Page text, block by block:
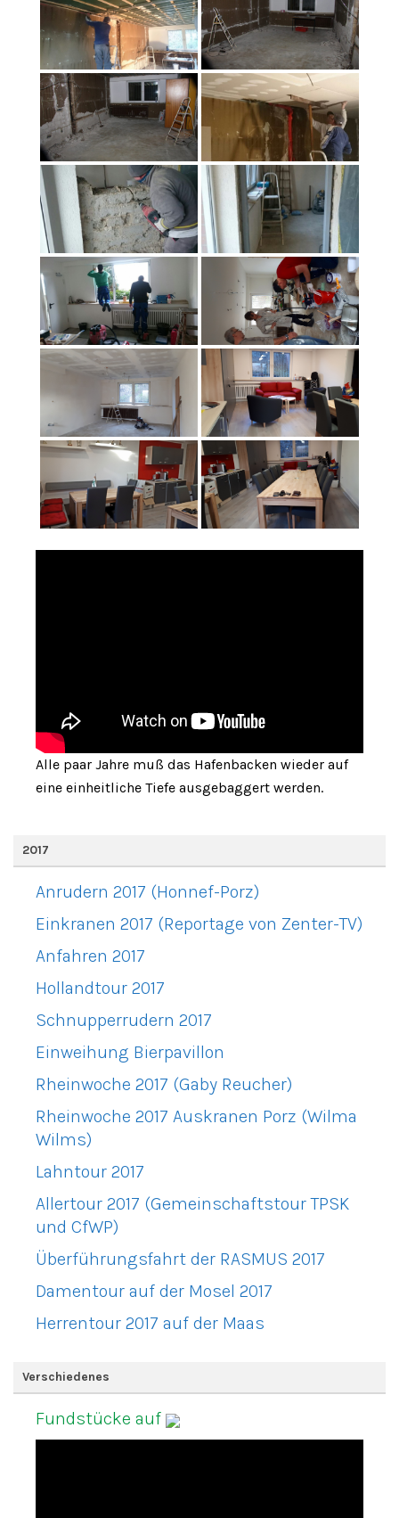
Alle paar Jahre muß das Hafenbacken wieder auf
eine einheitliche Tiefe ausgebaggert werden.
2017
Anrudern 2017 (Honnef-Porz)
Einkranen 2017 (Reportage von Zenter-TV)
Anfahren 2017
Hollandtour 2017
Schnupperrudern 2017
Einweihung Bierpavillon
Rheinwoche 2017 (Gaby Reucher)
Rheinwoche 2017 Auskranen Porz (Wilma
Wilms)
Lahntour 2017
Allertour 2017 (Gemeinschaftstour TPSK
und CfWP)
Überführungsfahrt der RASMUS 2017
Damentour auf der Mosel 2017
Herrentour 2017 auf der Maas
Verschiedenes
Fundstücke auf